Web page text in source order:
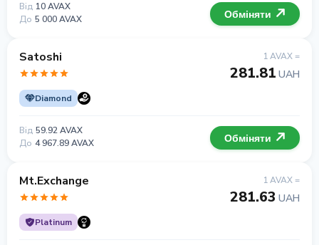
Від 10 AVAX
До 5 000 AVAX Обміняти
Satoshi
Diamond
1 AVAX =
281.81 UAH
Від 59.92 AVAX
До 4 967.89 AVAX Обміняти
Mt.Exchange
Platinum
1 AVAX =
281.63 UAH